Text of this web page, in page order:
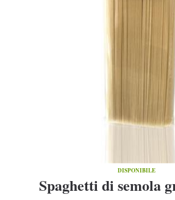
DISPONIBILE
Spaghetti di semola